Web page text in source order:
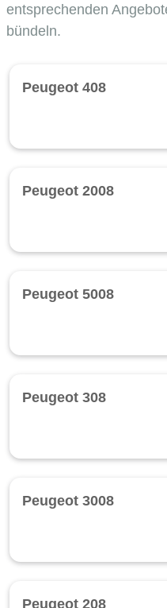
entsprechenden
bündeln.
Peugeot 408
Peugeot 2008
Peugeot 5008
Peugeot 308
Peugeot 3008
Peugeot 208